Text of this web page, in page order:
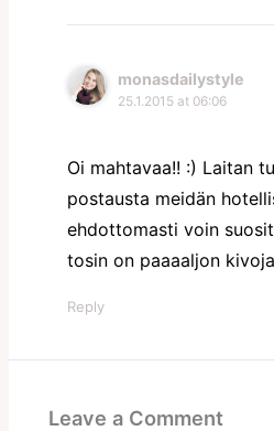
monasdailystyle
25.1.2015 at 06:06
Oi mahtavaa!! :) Laitan
postausta meidän
ehdottomasti voin
tosin on paaaaljon
Reply
Leave a Comment